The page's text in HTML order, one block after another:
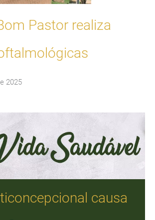
Pastor realiza
2025
causa